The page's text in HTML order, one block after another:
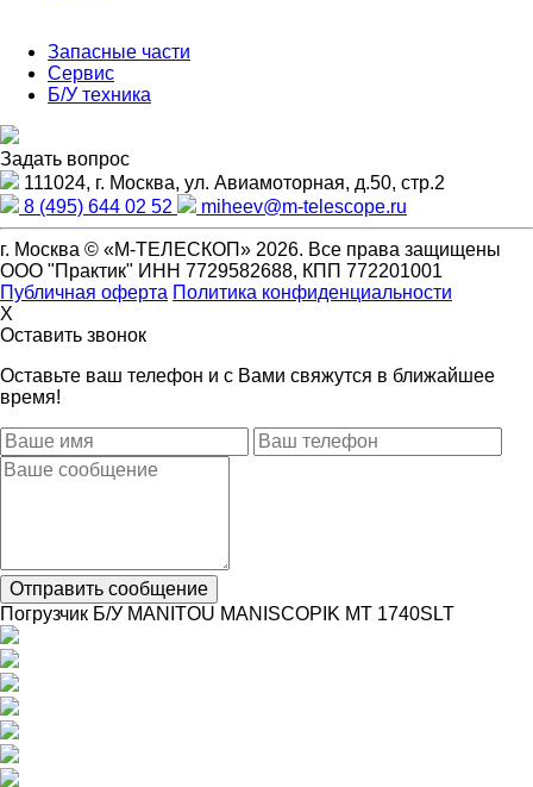
Запасные части
Сервис
Б/У техника
Задать вопрос
111024, г. Москва, ул. Авиамоторная, д.50, стр.2
8 (495) 644 02 52
miheev@m-telescope.ru
г. Москва © «М-ТЕЛЕСКОП» 2026. Все права защищены
ООО "Практик" ИНН 7729582688, КПП 772201001
Публичная оферта Политика конфиденциальности
X
Оставить звонок
Оставьте ваш телефон и с Вами свяжутся в ближайшее
время!
Отправить сообщение
Погрузчик Б/У MANITOU MANISCOPIK MT 1740SLT